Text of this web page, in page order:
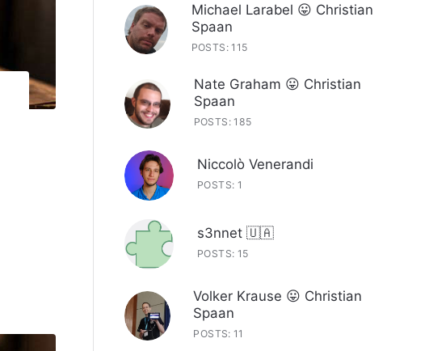
Michael Larabel 😛 Christian
Spaan
POSTS: 115
Nate Graham 😛 Christian
Spaan
POSTS: 185
Niccolò Venerandi
POSTS: 1
s3nnet 🇺🇦
POSTS: 15
Volker Krause 😛 Christian
Spaan
POSTS: 11